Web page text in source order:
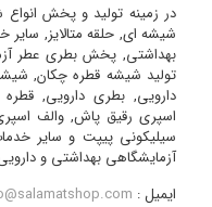
در زمینه تولید و پخش
شیشه ای, حلقه متالایز,
بهداشتی, پخش بطری عطر
تولید شیشه قطره چکان,
دارویی, بطری دارویی,
اسپری رقیق پاش, والف
سیلیکونی پیپت و سایر
آزمایشگاهی بهداشتی و
ایمیل :